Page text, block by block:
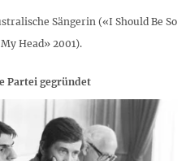
Sängerin («I Should Be So
Head» 2001).
Partei gegründet